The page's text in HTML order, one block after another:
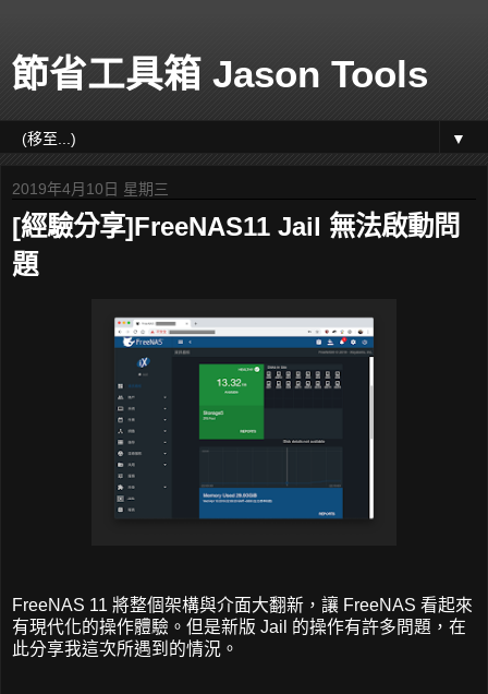
節省工具箱 Jason Tools
▼
2019年4月10日 星期三
[經驗分享]FreeNAS11 Jail 無法啟動問
題
FreeNAS 11 將整個架構與介面大翻新，讓 FreeNAS 看起來
有現代化的操作體驗。但是新版 Jail 的操作有許多問題，在
此分享我這次所遇到的情況。